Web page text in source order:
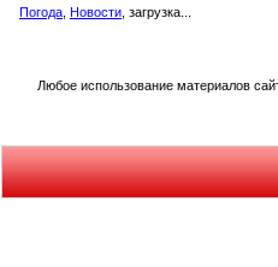
Погода Новости , загрузка...
Любое использование материалов